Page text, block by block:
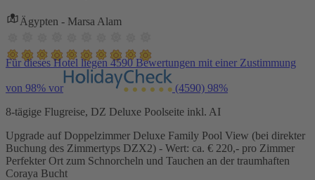
Ägypten - Marsa Alam
Für dieses Hotel liegen 4590 Bewertungen mit einer Zustimmung
von 98% vor (4590) 98%
8-tägige Flugreise, DZ Deluxe Poolseite inkl. AI
Upgrade auf Doppelzimmer Deluxe Family Pool View (bei direkter
Buchung des Zimmertyps DZX2) - Wert: ca. € 220,- pro Zimmer
Perfekter Ort zum Schnorcheln und Tauchen an der traumhaften
Coraya Bucht